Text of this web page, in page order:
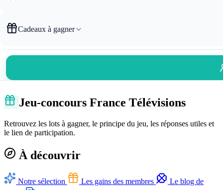
Cadeaux à gagner
Jeu-concours France Télévisions
Retrouvez les lots à gagner, le principe du jeu, les réponses utiles et
le lien de participation.
À découvrir
Notre sélection Les gains des membres
Le blog de